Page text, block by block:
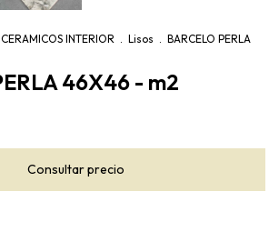
CERAMICOS INTERIOR . Lisos . BARCELO PERLA
46X46 - m2